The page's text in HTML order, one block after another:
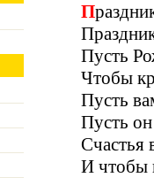
Пусть
Чтобы
Пусть
Пусть он
Счастья
И чтобы